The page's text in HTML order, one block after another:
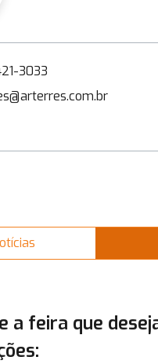
3033
a feira que